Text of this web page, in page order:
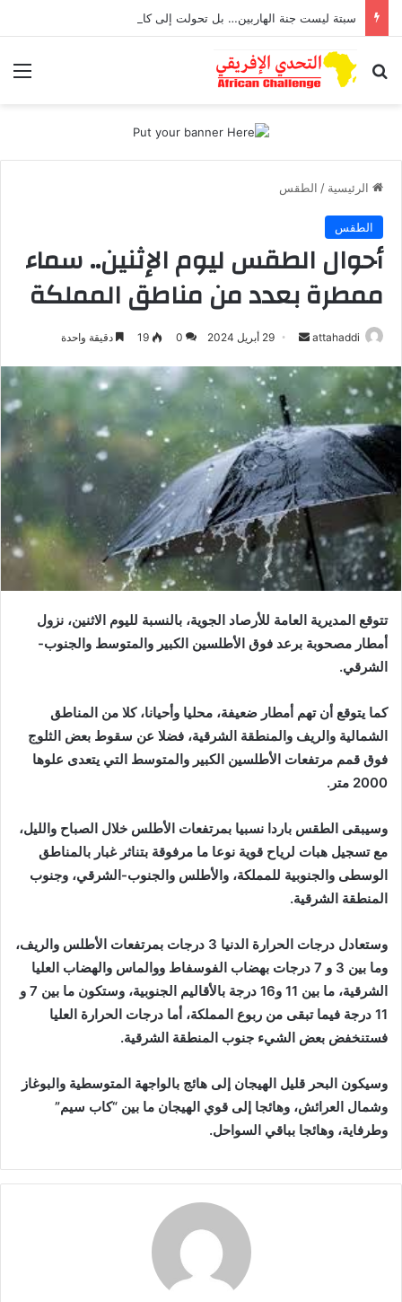
بحث عن
الرئيسية / الطقس
الطقس
أحوال الطقس ليوم الإثنين.. سماء
ممطرة بعدد من مناطق المملكة
attahaddi
أرسل
إلكترونيا
29 أبريل 2024 0
19 دقيقة واحدة
تتوقع المديرية العامة للأرصاد الجوية، بالنسبة لليوم الاثنين، نزول
أمطار مصحوبة برعد فوق الأطلسين الكبير والمتوسط والجنوب-
الشرقي.
كما يتوقع أن تهم أمطار ضعيفة، محليا وأحيانا، كلا من المناطق
الشمالية والريف والمنطقة الشرقية، فضلا عن سقوط بعض الثلوج
فوق قمم مرتفعات الأطلسين الكبير والمتوسط التي يتعدى علوها
2000 متر.
وسيبقى الطقس باردا نسبيا بمرتفعات الأطلس خلال الصباح والليل،
مع تسجيل هبات لرياح قوية نوعا ما مرفوقة بتناثر غبار بالمناطق
الوسطى والجنوبية للمملكة، والأطلس والجنوب-الشرقي، وجنوب
المنطقة الشرقية.
وستعادل درجات الحرارة الدنيا 3 درجات بمرتفعات الأطلس والريف،
وما بين 3 و 7 درجات بهضاب الفوسفاط ووالماس والهضاب العليا
الشرقية، ما بين 11 و16 درجة بالأقاليم الجنوبية، وستكون ما بين 7 و
11 درجة فيما تبقى من ربوع المملكة، أما درجات الحرارة العليا
فستنخفض بعض الشيء جنوب المنطقة الشرقية.
وسيكون البحر قليل الهيجان إلى هائج بالواجهة المتوسطية والبوغاز
وشمال العرائش، وهائجا إلى قوي الهيجان ما بين “كاب سيم”
وطرفاية، وهائجا بباقي السواحل.